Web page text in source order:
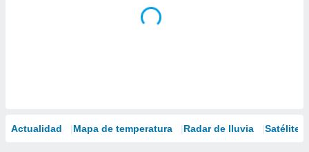
Actualidad Mapa de temperatura Radar de lluvia Satélites